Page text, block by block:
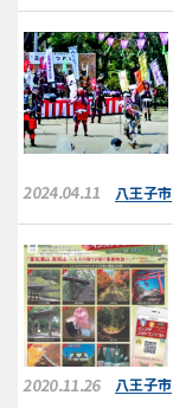
2024.04.11 八王子市
2020.11.26 八王子市